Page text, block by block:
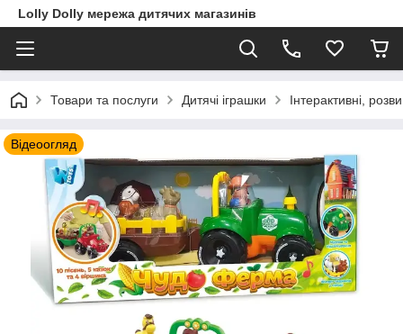
Lolly Dolly мережа дитячих магазинів
Товари та послуги Дитячі іграшки Інтерактивні,
Відеоогляд